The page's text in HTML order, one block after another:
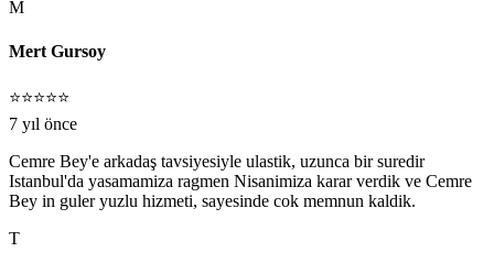
M
Mert Gursoy
⭐⭐⭐⭐⭐
7 yıl önce
Cemre Bey'e arkadaş tavsiyesiyle ulastik, uzunca bir suredir
Istanbul'da yasamamiza ragmen Nisanimiza karar verdik ve Cemre
Bey in guler yuzlu hizmeti, sayesinde cok memnun kaldik.
T